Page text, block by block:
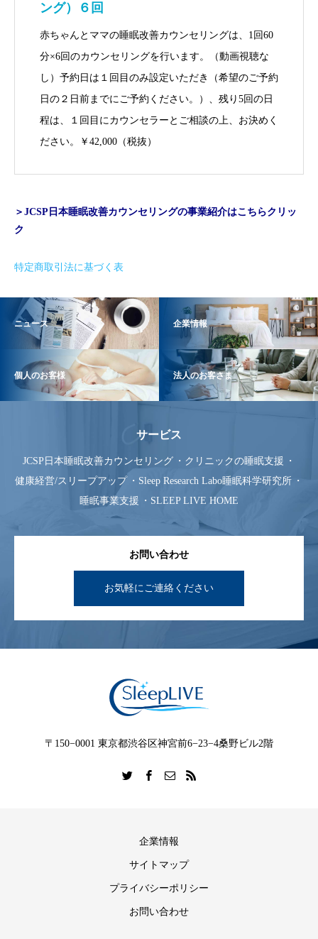
ング）６回
赤ちゃんとママの睡眠改善カウンセリングは、1回60
分×6回のカウンセリングを行います。（動画視聴な
し）予約日は１回目のみ設定いただき（希望のご予約
日の２日前までにご予約ください。）、残り5回の日
程は、１回目にカウンセラーとご相談の上、お決めく
ださい。￥42,000（税抜）
＞JCSP日本睡眠改善カウンセリングの事業紹介はこちらクリッ
ク
特定商取引法に基づく表
ニュース 企業情報
個人のお客様 法人のお客さま
サービス
JCSP日本睡眠改善カウンセリング
クリニックの睡眠支援
健康経営/スリープアップ
Sleep Research Labo睡眠科学研究所
睡眠事業支援
SLEEP LIVE HOME
お問い合わせ
お気軽にご連絡ください
〒150−0001 東京都渋谷区神宮前6−23−4桑野ビル2階
企業情報
サイトマップ
プライバシーポリシー
お問い合わせ